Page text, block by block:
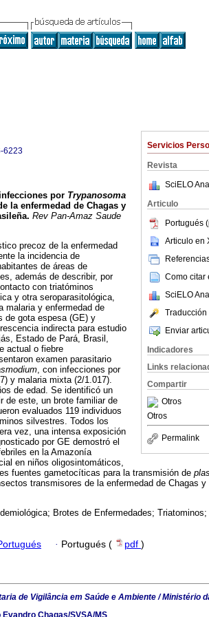
Servicios
Revista
SciELO
Articulo
Portugués
Articulo en
Como citar
SciELO
Traducción
Enviar
Indicadores
Links
Compartir
Otros
Otros
Permalink
6223
por Trypanosoma
la enfermedad de Chagas y
. Rev Pan-Amaz Saude
precoz de la enfermedad
la incidencia de
de áreas de
además de describir, por
con triatóminos
y otra seroparasitológica,
malaria y enfermedad de
de gota espesa (GE) y
indirecta para estudio
Estado de Pará, Brasil,
actual o fiebre
examen parasitario
, con infecciones por
y malaria mixta (2/1.017).
de edad. Se identificó un
de este, un brote familiar de
evaluados 119 individuos
silvestres. Todos los
vez, una intensa exposición
por GE demostró el
en la Amazonía
en niños oligosintomáticos,
fuentes gametocíticas para la transmisión de
transmisores de la enfermedad de Chagas y
Brotes de Enfermedades; Triatominos;
· Portugués ( pdf )
de Vigilância em Saúde e Ambiente / Ministério
Chagas/SVSA/MS